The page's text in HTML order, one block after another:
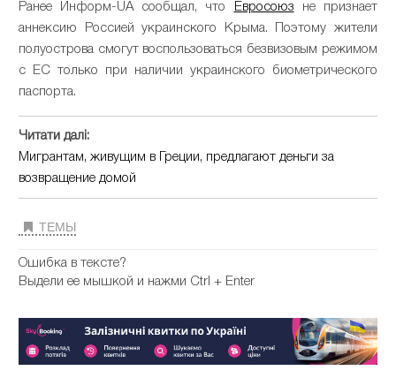
Ранее Информ-UA сообщал, что Евросоюз не признает
аннексию Россией украинского Крыма. Поэтому жители
полуострова смогут воспользоваться безвизовым режимом
с ЕС только при наличии украинского биометрического
паспорта.
Читати далі:
Мигрантам, живущим в Греции, предлагают деньги за
возвращение домой
ТЕМЫ
Ошибка в тексте?
Выдели ее мышкой и нажми Ctrl + Enter